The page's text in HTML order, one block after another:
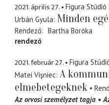
2021. április 27.
Figura Stúdió
Urbán Gyula Minden
Rendező
Bartha Boróka
rendező
2021. február 27.
Figura
Matei Vişniec A
elmebetegeknek
Az orvosi személyzet tagja